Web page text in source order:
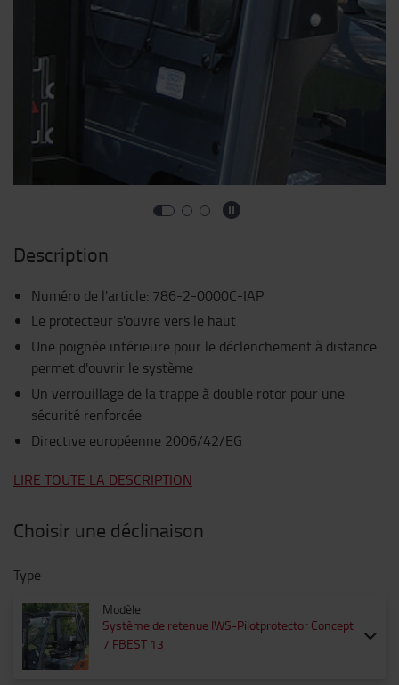
Description
Numéro de l'article: 786-2-0000C-IAP
Le protecteur s'ouvre vers le haut
Une poignée intérieure pour le déclenchement à distance
permet d'ouvrir le système
Un verrouillage de la trappe à double rotor pour une
sécurité renforcée
Directive européenne 2006/42/EG
LIRE TOUTE LA DESCRIPTION
Choisir une déclinaison
Type
Modèle
Système de retenue IWS-Pilotprotector Concept
7 FBEST 13